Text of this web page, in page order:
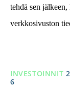
tehdä sen
verkkosivuston
INVESTOINNIT
6